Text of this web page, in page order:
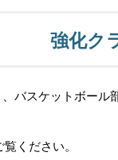
強化ク
バスケットボー
覧ください。